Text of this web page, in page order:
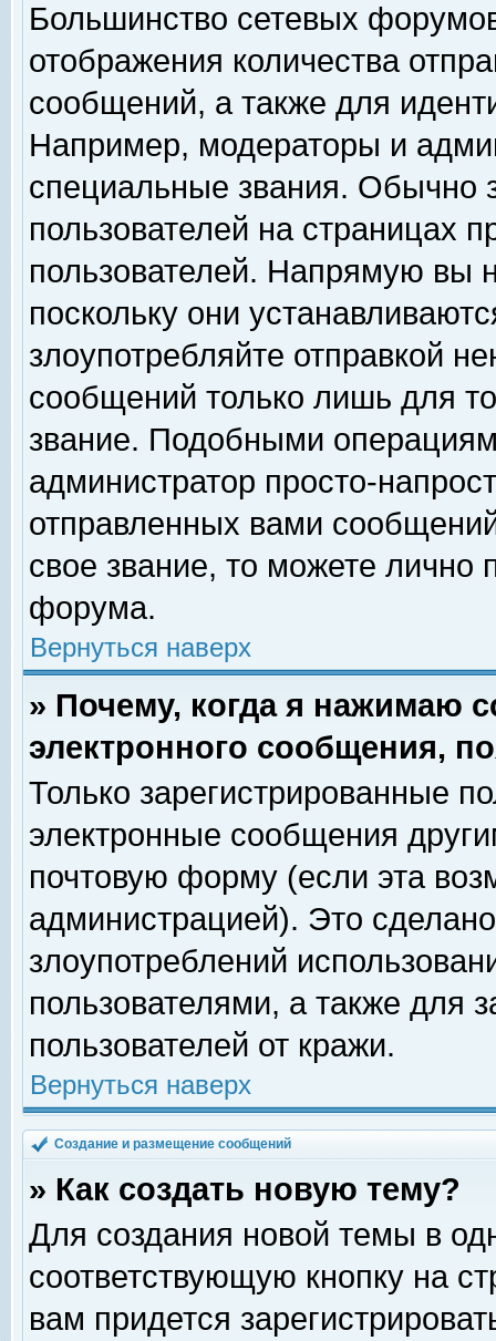
Большинство сетевых
отображения количества
сообщений, а также для
Например, модераторы и
специальные звания. Обычно
пользователей на страницах
пользователей. Напрямую вы
поскольку они
злоупотребляйте отправкой
сообщений только лишь для
звание. Подобными
администратор просто-
отправленных вами
свое звание, то можете лично
форума.
Вернуться наверх
» Почему, когда я нажимаю
электронного сообщения,
Только зарегистрированные
электронные сообщения
почтовую форму (если эта
администрацией). Это
злоупотреблений
пользователями, а также для
пользователей от кражи.
Вернуться наверх
Создание и размещение сообщений
» Как создать новую тему?
Для создания новой темы в
соответствующую кнопку на
вам придется